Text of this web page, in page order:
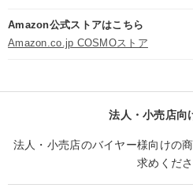
Amazon公式ストアはこちら
Amazon.co.jp COSMOストア
法人・小売店向
法人・小売店のバイヤー様向けの
求めくださ